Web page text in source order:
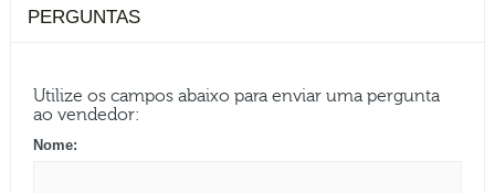
PERGUNTAS
Utilize os campos abaixo para enviar uma pergunta
ao vendedor:
Nome: